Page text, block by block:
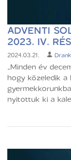
ADVENTI
2023. IV.
2024.03.21.
„Minden év
hogy közeledik
nyitottuk ki a